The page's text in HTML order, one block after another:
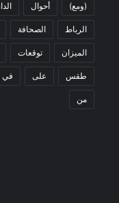
(ومع) أحوال
الرباط الصحافة
الميزان توقعات
طقس على في
من